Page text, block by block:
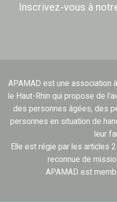
Inscrivez-vous à
APAMAD est une association
le Haut-Rhin qui propose de
des personnes âgées, des
personnes en situation de
leur
Elle est régie par les articles
reconnue de
APAMAD est